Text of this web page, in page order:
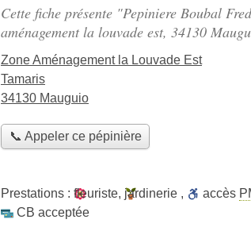
Cette fiche présente "Pepiniere Boubal
aménagement la louvade est, 34130
Zone Aménagement la Louvade Est
Tamaris
34130 Mauguio
📞 Appeler ce pépinière
Prestations : fleuriste, jardinerie , accès
CB acceptée